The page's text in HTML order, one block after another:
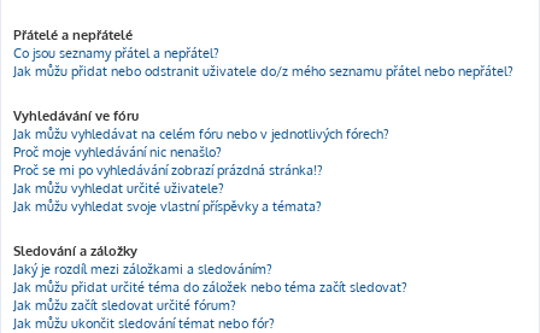
Přátelé a nepřátelé
Co jsou seznamy přátel a nepřátel?
Jak můžu přidat nebo odstranit uživatele do/z mého seznamu přátel nebo nepřátel?
Vyhledávání ve fóru
Jak můžu vyhledávat na celém fóru nebo v jednotlivých fórech?
Proč moje vyhledávání nic nenašlo?
Proč se mi po vyhledávání zobrazí prázdná stránka!?
Jak můžu vyhledat určité uživatele?
Jak můžu vyhledat svoje vlastní příspěvky a témata?
Sledování a záložky
Jaký je rozdíl mezi záložkami a sledováním?
Jak můžu přidat určité téma do záložek nebo téma začít sledovat?
Jak můžu začít sledovat určité fórum?
Jak můžu ukončit sledování témat nebo fór?